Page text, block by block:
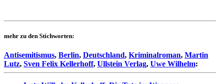
mehr zu den Stichworten:
Antisemitismus, Berlin, Deutschland, Kriminalroman, Martin
Lutz, Sven Felix Kellerhoff, Ullstein Verlag, Uwe Wilhelm: